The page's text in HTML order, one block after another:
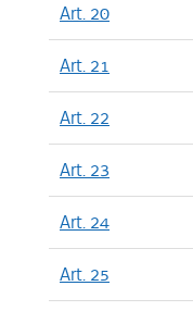
Art. 20
Art. 21
Art. 22
Art. 23
Art. 24
Art. 25